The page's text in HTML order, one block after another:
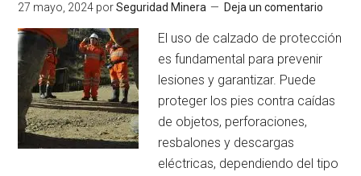
de
protección
27 mayo, 2024 porSeguridad Minera Deja un comentario
El uso de calzado de protección
es fundamental para prevenir
lesiones y garantizar. Puede
proteger los pies contra caídas
de objetos, perforaciones,
resbalones y descargas
eléctricas, dependiendo del tipo